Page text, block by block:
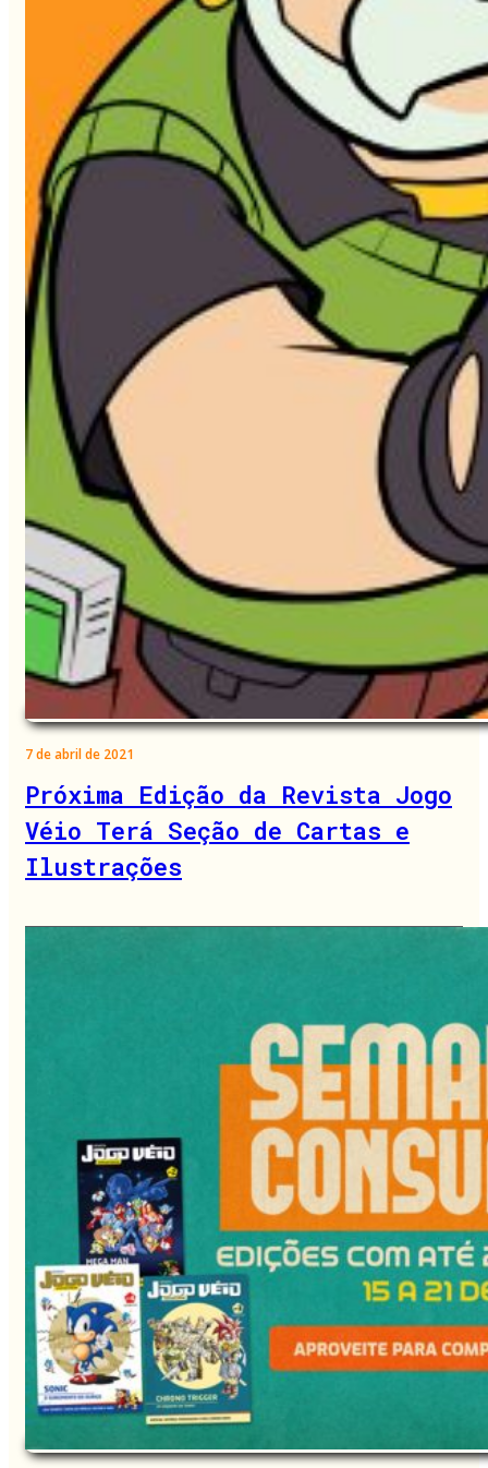
7 de abril de 2021
Próxima Edição da Revista Jogo
Véio Terá Seção de Cartas e
Ilustrações